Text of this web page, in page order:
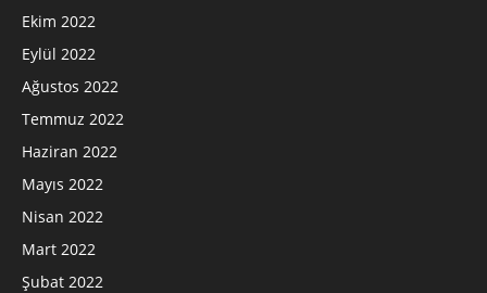
Ekim 2022
Eylül 2022
Ağustos 2022
Temmuz 2022
Haziran 2022
Mayıs 2022
Nisan 2022
Mart 2022
Şubat 2022